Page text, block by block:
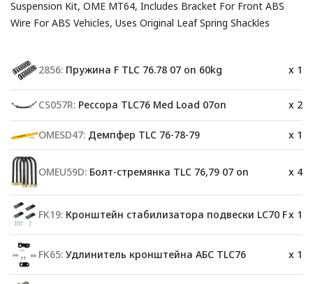
Suspension Kit, OME MT64, Includes Bracket For Front ABS
Wire For ABS Vehicles, Uses Original Leaf Spring Shackles
2856: Пружина F TLC 76.78 07 on 60kg x 1
CS057R: Рессора TLC76 Med Load 07on x 2
OMESD47: Демпфер TLC 76-78-79 x 1
OMEU59D: Болт-стремянка TLC 76,79 07 on x 4
FK19: Кронштейн стабилизатора подвески LC70 Fx 1
FK65: Удлинитель кронштейна АБС TLC76 x 1